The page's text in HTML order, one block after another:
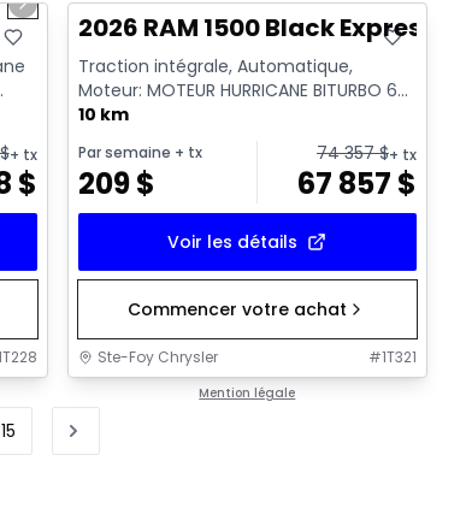
Next slide
$+ tx
$
2026 RAM 1500 Black Express
Traction intégrale, Automatique,
Moteur: MOTEUR HURRICANE BITURBO 6
CYL 3L SYST A/ ARR-DEM - 6 Cyl. ...
10 km
Par semaine + tx
209$
74 357$+ tx
67 857 $
Voir les détails
Commencer votre achat
Ste-Foy Chrysler #1T321
Mention légale
15